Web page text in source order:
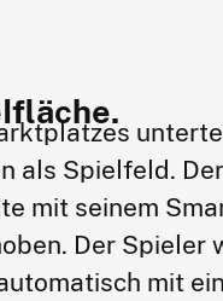
als Spielfeld.
mit seinem
Der Spieler
mit